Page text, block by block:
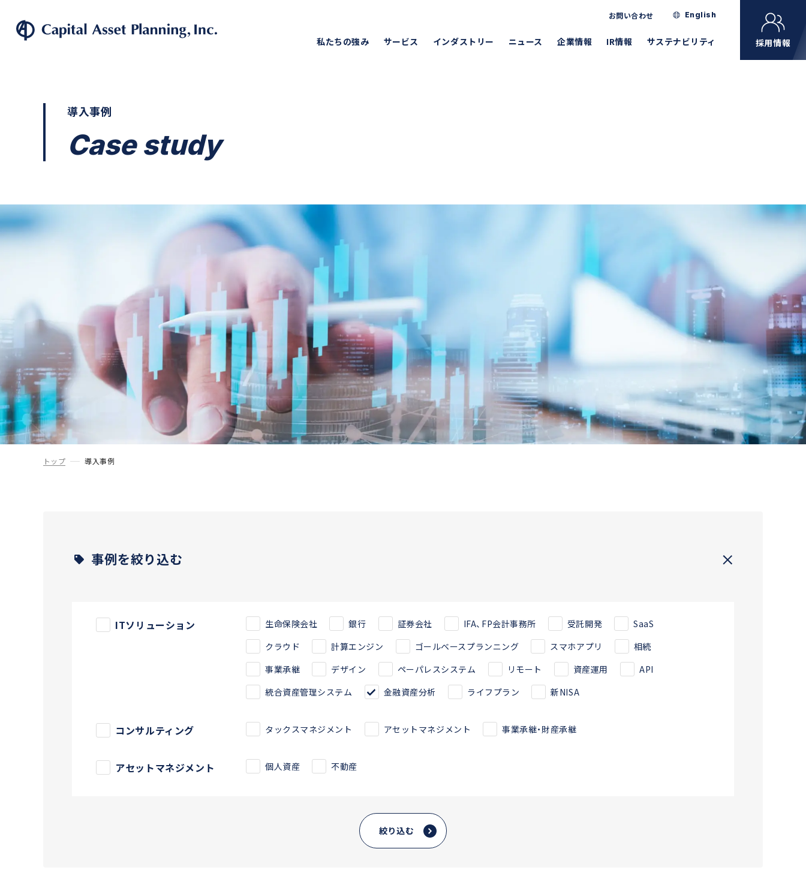
お問い合わせ English
私たちの強み サービス インダストリー ニュース 企業情報 IR情報 サステナビリティ 採用情報
導入事例
Case study
トップ 導入事例
事例を絞り込む
ITソリューション 生命保険会社 銀行 証券会社 IFA、FP会計事務所 受託開発
SaaS
クラウド
計算エンジン ゴールベースプランニング スマホアプリ
相続
事業承継
デザイン ペーパレスシステム リモート 資産運用
API
統合資産管理システム
金融資産分析 ライフプラン 新NISA
コンサルティング タックスマネジメント アセットマネジメント 事業承継・財産承継
アセットマネジメント 個人資産 不動産
絞り込む